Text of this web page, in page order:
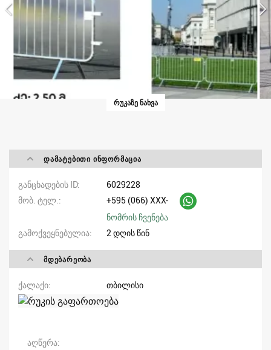
ᲠᲣᲙᲐᲖᲔ ᲜᲐᲮᲕᲐ
ᲓᲐᲛᲐᲢᲔᲑᲘᲗᲘ ᲘᲜᲤᲝᲠᲛᲐᲪᲘᲐ
განცხადების ID
6029228
მობ. ტელ.
+595 (066) XXX-
ნომრის ჩვენება
გამოქვეყნებულია
2 დღის წინ
ᲛᲓᲔᲑᲐᲠᲔᲝᲑᲐ
ქალაქი თბილისი
აღწერა